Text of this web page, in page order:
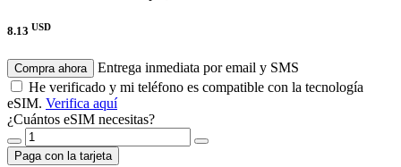
8.13 USD
Compra ahora
Entrega inmediata por email y SMS
He verificado y mi teléfono es compatible con la tecnología
eSIM. Verifica aquí
¿Cuántos eSIM necesitas?
Paga con la tarjeta